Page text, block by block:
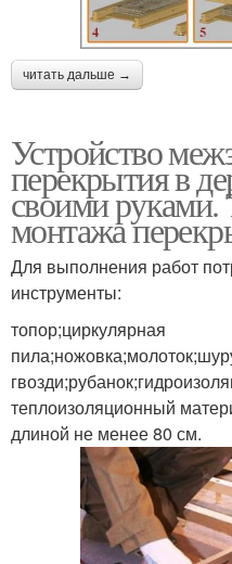
читать дальше →
Устройство
перекрытия в
своими руками.
монтажа
Для выполнения работ
инструменты:
топор;циркулярная
теплоизоляционный
длиной не менее 80 см.